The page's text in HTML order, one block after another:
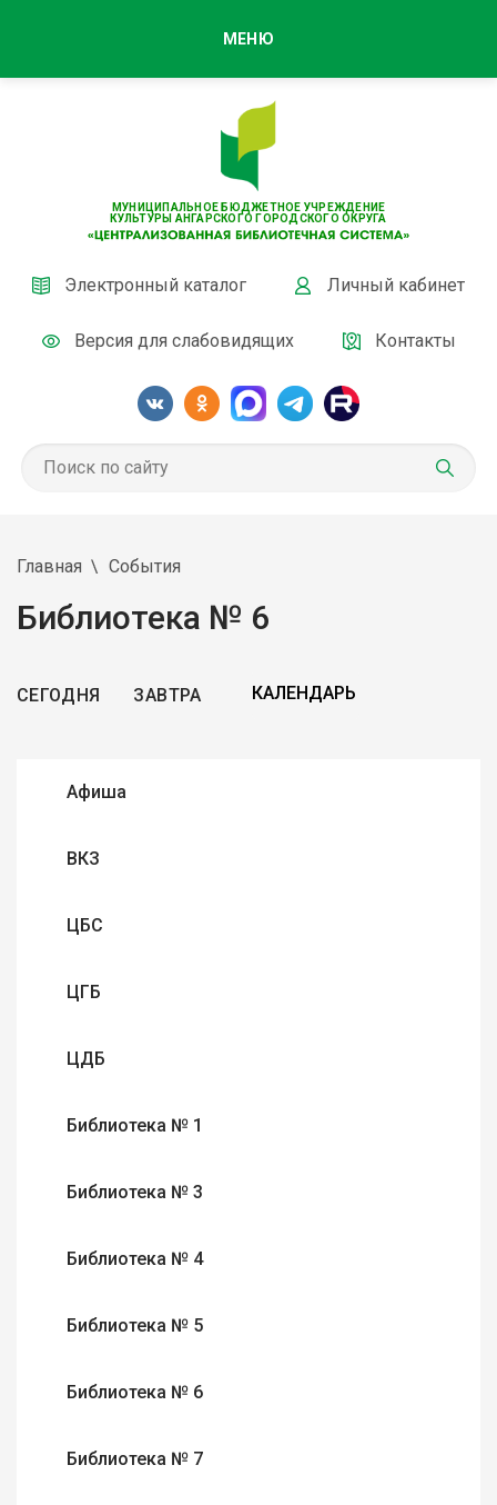
МУНИЦИПАЛЬНОЕ БЮДЖЕТНОЕ УЧРЕЖДЕНИЕ
КУЛЬТУРЫ АНГАРСКОГО ГОРОДСКОГО ОКРУГА
Электронный каталог Личный кабинет
Версия для слабовидящих Контакты
МЕНЮ
Главная События
Библиотека № 6
СЕГОДНЯ ЗАВТРА
Афиша
ВКЗ
ЦБС
ЦГБ
ЦДБ
Библиотека № 1
Библиотека № 3
Библиотека № 4
Библиотека № 5
Библиотека № 6
Библиотека № 7